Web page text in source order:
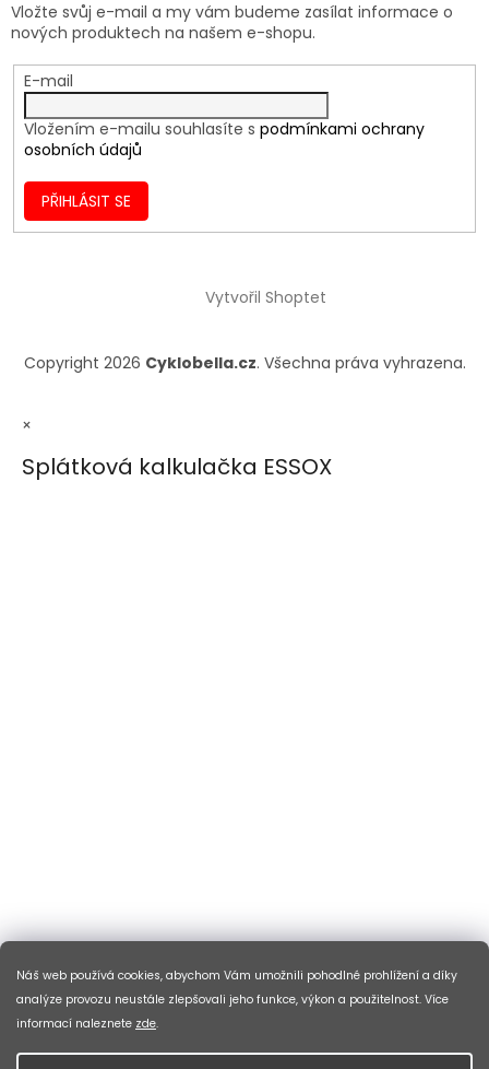
Náš web používá cookies, abychom Vám umožnili pohodlné prohlížení a díky
analýze provozu neustále zlepšovali jeho funkce, výkon a použitelnost. Více
informací naleznete zde.
Vložte svůj e-mail a my vám budeme zasílat informace o
nových produktech na našem e-shopu.
E-mail
Vložením e-mailu souhlasíte s podmínkami ochrany
osobních údajů
PŘIHLÁSIT SE
Vytvořil Shoptet
Copyright 2026 Cyklobella.cz. Všechna práva vyhrazena.
×
Splátková kalkulačka ESSOX